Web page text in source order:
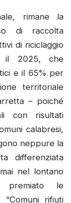
rimane la
di raccolta
di riciclaggio
il 2025, che
e il 65% per
territoriale
– poiché
con risultati
calabresi,
neppure la
differenziata
nel lontano
premiato le
“Comuni rifiuti